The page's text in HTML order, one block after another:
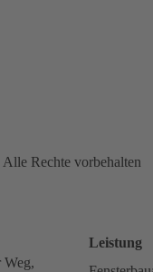
Rechte vorbehalten
Leistung
Weg,